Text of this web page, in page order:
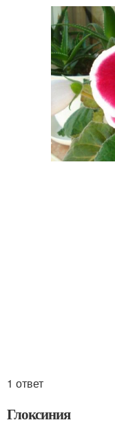
1 ответ
Глоксиния